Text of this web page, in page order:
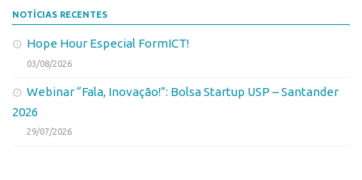
NOTÍCIAS RECENTES
Hope Hour Especial FormICT!
03/08/2026
Webinar “Fala, Inovação!”: Bolsa Startup USP – Santander
2026
29/07/2026